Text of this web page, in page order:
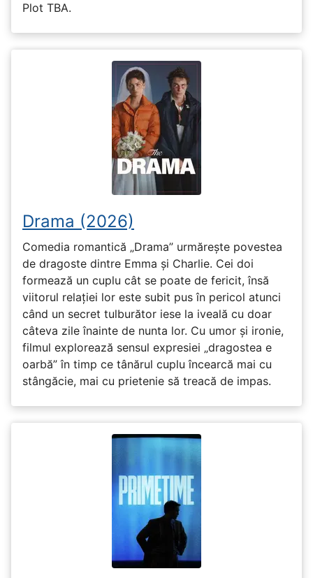
Plot TBA.
Drama (2026)
Comedia romantică „Drama” urmărește povestea
de dragoste dintre Emma și Charlie. Cei doi
formează un cuplu cât se poate de fericit, însă
viitorul relației lor este subit pus în pericol atunci
când un secret tulburător iese la iveală cu doar
câteva zile înainte de nunta lor. Cu umor și ironie,
filmul explorează sensul expresiei „dragostea e
oarbă” în timp ce tânărul cuplu încearcă mai cu
stângăcie, mai cu prietenie să treacă de impas.